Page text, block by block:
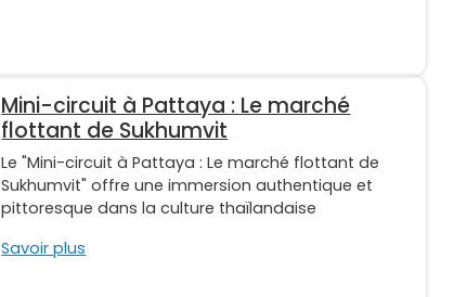
Mini-circuit à Pattaya : Le marché
flottant de Sukhumvit
Le "Mini-circuit à Pattaya : Le marché flottant de
Sukhumvit" offre une immersion authentique et
pittoresque dans la culture thaïlandaise
Savoir plus